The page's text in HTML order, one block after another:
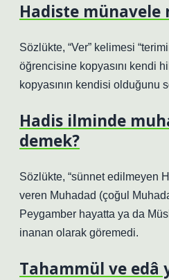
Hadiste münavele
Sözlükte, “Ver” kelimesi
öğrencisine kopyasını kendi
kopyasının kendisi olduğunu
Hadis ilminde
demek?
Sözlükte, “sünnet edilmeyen
veren Muhadad (çoğul
Peygamber hayatta ya da
inanan olarak göremedi.
Tahammül ve edâ